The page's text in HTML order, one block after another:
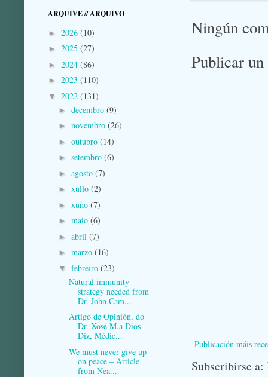
Ningún
Publicar
Publicación máis
Subscribirse a:
ARQUIVE // ARQUIVO
► 2026 (10)
► 2025 (27)
► 2024 (86)
► 2023 (110)
▼ 2022 (131)
► decembro (9)
► novembro (26)
► outubro (14)
► setembro (6)
► agosto (7)
► xullo (2)
► xuño (7)
► maio (6)
► abril (7)
► marzo (16)
▼ febreiro (23)
Natural immunity
strategy needed from
Dr. John Cam...
Artigo de Opinión, do
Dr. Xosé M.a Dios
Diz, Médic...
We must never give up
on peace – Article
from Nea...